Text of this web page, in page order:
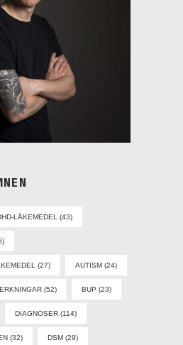
LÄKEMEDEL (43)
(27) AUTISM (24)
(52) BUP (23)
DIAGNOSER (114)
(32) DSM (29)